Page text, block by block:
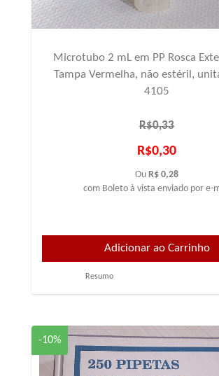
Microtubo 2 mL em PP Rosca
Tampa Vermelha, não estéril,
4105
R$0,33
R$0,30
Ou R$ 0,28
com Boleto à vista enviado por e-
Resumo
-10%